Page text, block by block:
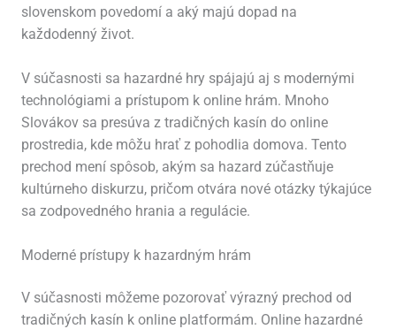
slovenskom povedomí a aký majú dopad na
každodenný život.
V súčasnosti sa hazardné hry spájajú aj s modernými
technológiami a prístupom k online hrám. Mnoho
Slovákov sa presúva z tradičných kasín do online
prostredia, kde môžu hrať z pohodlia domova. Tento
prechod mení spôsob, akým sa hazard zúčastňuje
kultúrneho diskurzu, pričom otvára nové otázky týkajúce
sa zodpovedného hrania a regulácie.
Moderné prístupy k hazardným hrám
V súčasnosti môžeme pozorovať výrazný prechod od
tradičných kasín k online platformám. Online hazardné